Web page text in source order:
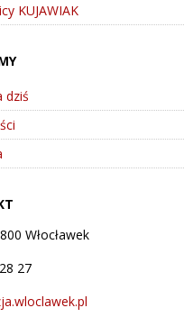
KUJAWIAK
dziś
Włocławek
27